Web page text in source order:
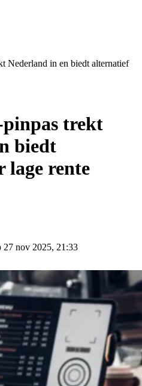
Nederland in en biedt alternatief
trekt
biedt
lage rente
27 nov 2025, 21:33